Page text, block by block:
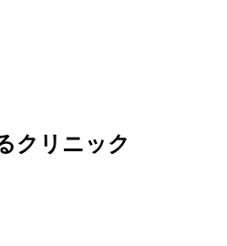
クリニック